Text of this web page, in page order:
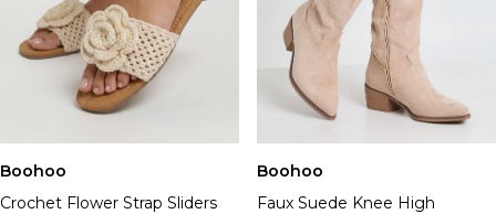
Boohoo
Crochet Flower Strap Sliders
Boohoo
Faux Suede Knee High